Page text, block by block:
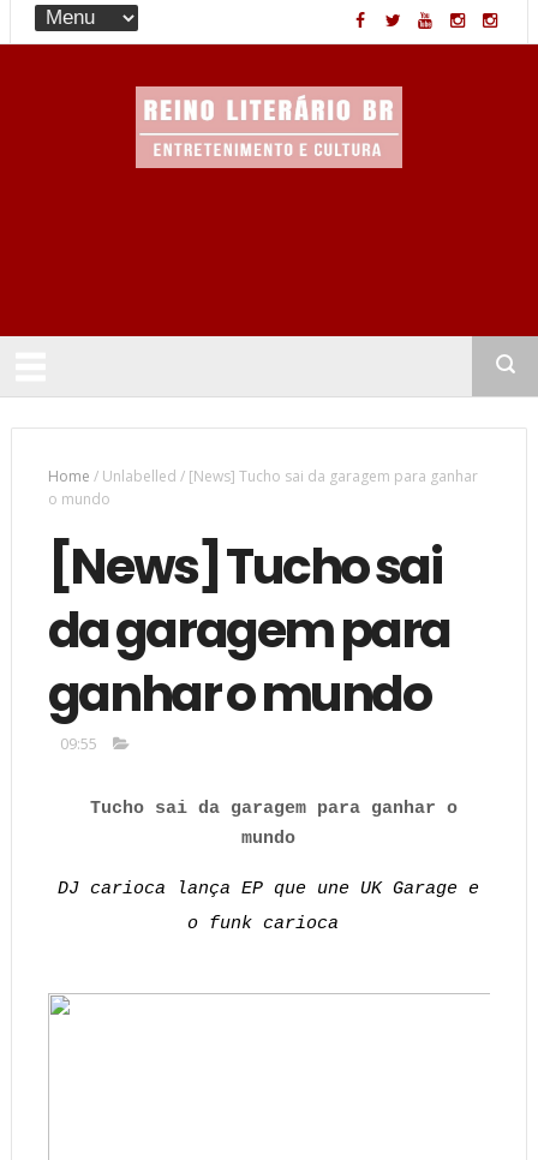
Home /Unlabelled / [News] Tucho sai da garagem para ganhar
o mundo
[News] Tucho sai
da garagem para
ganhar o mundo
09:55
Tucho sai da garagem para ganhar o
mundo
DJ carioca lança EP que une UK Garage e
o funk carioca